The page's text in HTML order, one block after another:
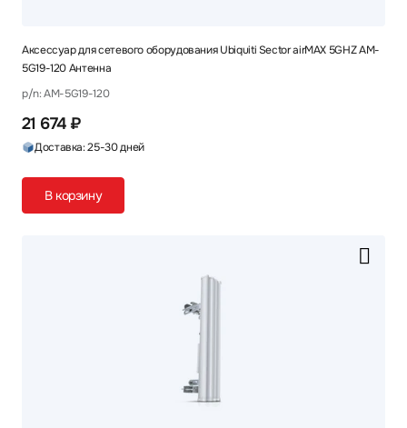
Аксессуар для сетевого оборудования Ubiquiti Sector airMAX 5GHZ AM-
5G19-120 Антенна
p/n: AM-5G19-120
21 674 ₽
Доставка: 25-30 дней
В корзину